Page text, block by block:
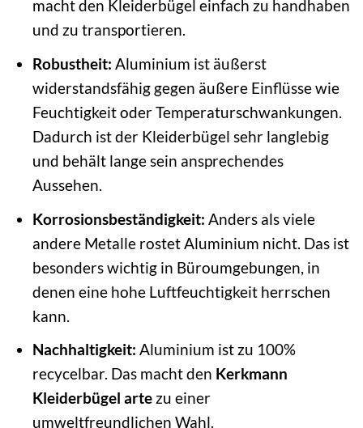
macht den Kleiderbügel einfach zu handhaben
und zu transportieren.
Robustheit: Aluminium ist äußerst
widerstandsfähig gegen äußere Einflüsse wie
Feuchtigkeit oder Temperaturschwankungen.
Dadurch ist der Kleiderbügel sehr langlebig
und behält lange sein ansprechendes
Aussehen.
Korrosionsbeständigkeit: Anders als viele
andere Metalle rostet Aluminium nicht. Das ist
besonders wichtig in Büroumgebungen, in
denen eine hohe Luftfeuchtigkeit herrschen
kann.
Nachhaltigkeit: Aluminium ist zu 100%
recycelbar. Das macht den Kerkmann
Kleiderbügel artezu einer
umweltfreundlichen Wahl.